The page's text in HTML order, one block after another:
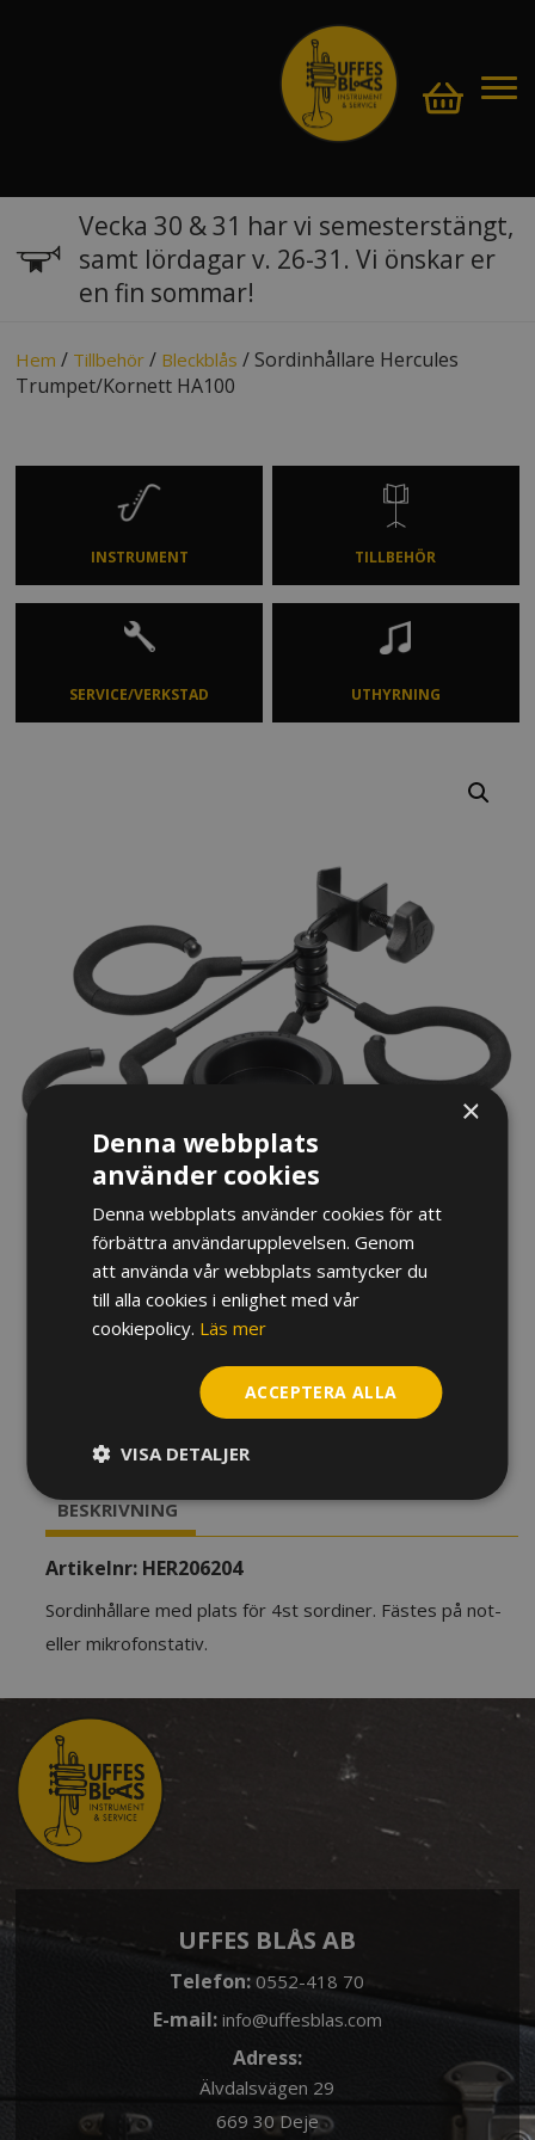
Vecka 30 & 31 har vi semesterstängt,
samt lördagar v. 26-31. Vi önskar er
en fin sommar!
Hem / Tillbehör / Bleckblås / Sordinhållare Hercules
Trumpet/Kornett HA100
INSTRUMENT TILLBEHÖR
SERVICE/VERKSTAD UTHYRNING
SORDINHÅLLARE HERCULES
TRUMPET/KORNETT HA100
Slut i lager
BESKRIVNING
Artikelnr: HER206204
Sordinhållare med plats för 4st sordiner. Fästes på not-
eller mikrofonstativ.
UFFES BLÅS AB
Telefon:0552-418 70
E-mail: info@uffesblas.com
Adress:
Älvdalsvägen 29
669 30 Deje
×
Denna webbplats
använder cookies
Denna webbplats använder cookies för att
förbättra användarupplevelsen. Genom
att använda vår webbplats samtycker du
till alla cookies i enlighet med vår
cookiepolicy. Läs mer
ACCEPTERA ALLA
VISA DETALJER